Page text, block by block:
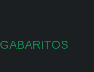
GABARITOS